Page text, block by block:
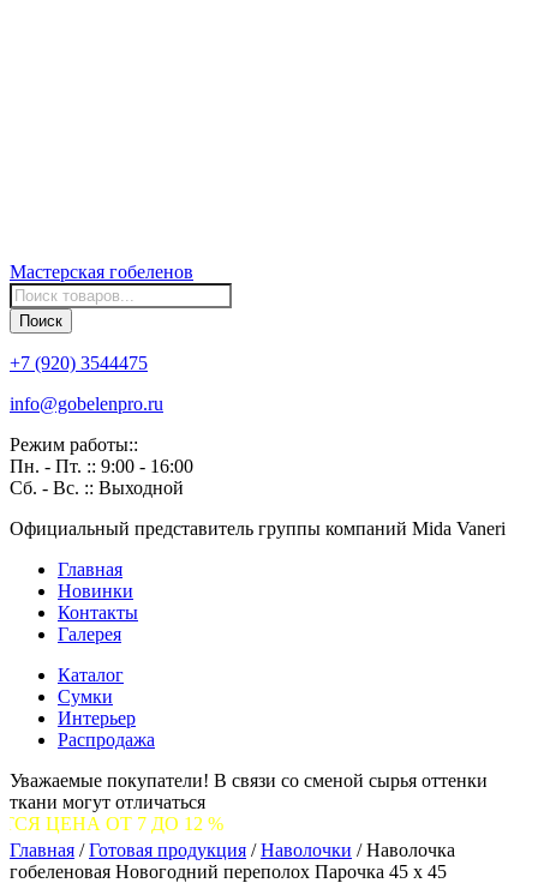
Мастерская гобеленов
Поиск
товаров
Поиск
+7 (920) 3544475
info@gobelenpro.ru
Режим работы::
Пн. - Пт. :: 9:00 - 16:00
Сб. - Вс. :: Выходной
Официальный представитель группы компаний Mida Vaneri
Главная
Новинки
Контакты
Галерея
Каталог
Сумки
Интерьер
Распродажа
Уважаемые покупатели! В связи со сменой сырья оттенки
ткани могут отличаться
7 ДО 12 %
Главная /Готовая продукция /Наволочки /Наволочка
гобеленовая Новогодний переполох Парочка 45 х 45